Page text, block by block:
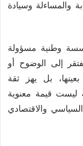
والمساءلة وسيادة
وطنية مسؤولة
إلى الوضوح أو
بل يهز ثقة
ليست قيمة معنوية
والاقتصادي